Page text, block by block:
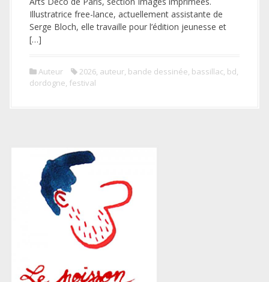
Illustratrice free-lance, actuellement assistante de
Serge Bloch, elle travaille pour l’édition jeunesse et
[…]
Auteur 2026, auteur, bande dessinée, bassillac, bd,
dordogne, festival